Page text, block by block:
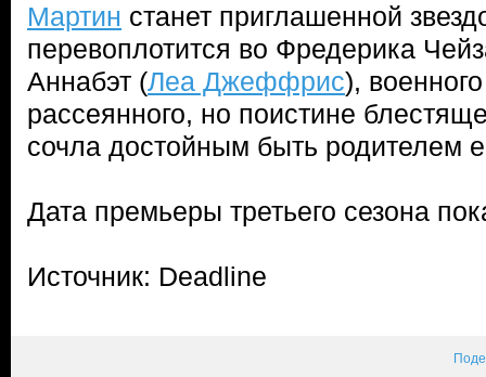
Мартин станет приглашенной
перевоплотится во Фредерика
Аннабэт (Леа Джеффрис),
рассеянного, но поистине
сочла достойным быть родителем
Дата премьеры третьего сезона
Источник: Deadline